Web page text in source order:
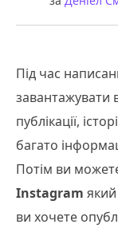
Під час
завантажувати
публікації,
багато
Потім ви
Instagram який
ви хочете